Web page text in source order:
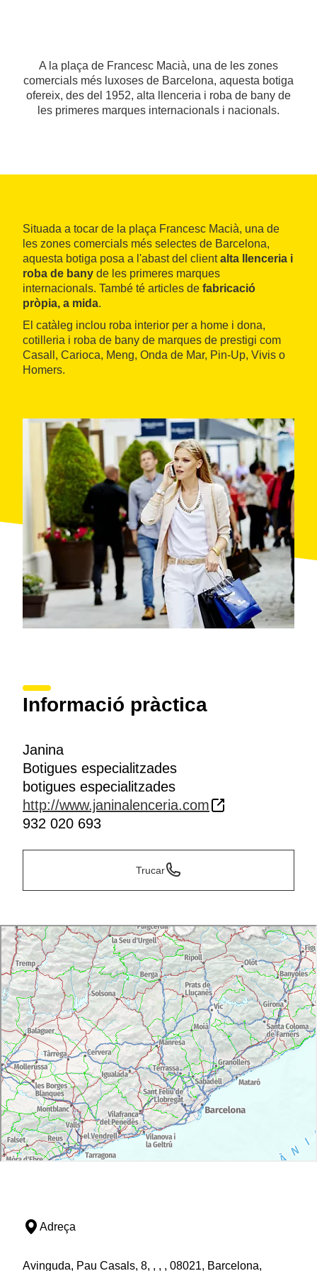
A la plaça de Francesc Macià, una de les zones
comercials més luxoses de Barcelona, aquesta botiga
ofereix, des del 1952, alta llenceria i roba de bany de
les primeres marques internacionals i nacionals.
Situada a tocar de la plaça Francesc Macià, una de
les zones comercials més selectes de Barcelona,
aquesta botiga posa a l'abast del clientalta llenceria i
roba de bany de les primeres marques
internacionals. També té articles de fabricació
pròpia, a mida.
El catàleg inclou roba interior per a home i dona,
cotilleria i roba de bany de marques de prestigi com
Casall, Carioca, Meng, Onda de Mar, Pin-Up, Vivis o
Homers.
Informació pràctica
Janina
Botigues especialitzades
botigues especialitzades
http://www.janinalenceria.com
932 020 693
Trucar
Adreça
Avinguda, Pau Casals, 8, , , , 08021, Barcelona,